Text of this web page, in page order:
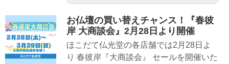
お仏壇の買い替えチャンス！『春彼
岸 大商談会』2月28日より開催
ほこだて仏光堂の各店舗では2月28日よ
り 春彼岸『大商談会』 セールを開催いた